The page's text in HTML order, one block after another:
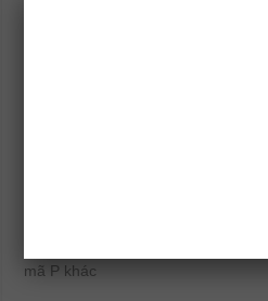
lý là 62,800 VND/cổ phiếu. Do
mã P khác